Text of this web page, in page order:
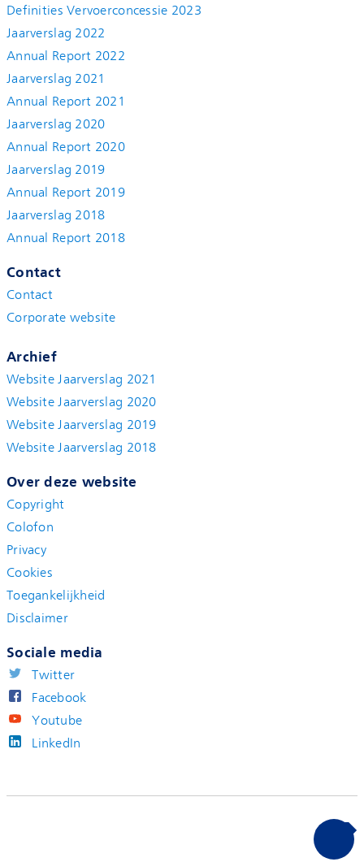
Definities Vervoerconcessie 2023
Jaarverslag 2022
Annual Report 2022
Jaarverslag 2021
Annual Report 2021
Jaarverslag 2020
Annual Report 2020
Jaarverslag 2019
Annual Report 2019
Jaarverslag 2018
Annual Report 2018
Contact
Contact
Corporate website
Archief
Website Jaarverslag 2021
Website Jaarverslag 2020
Website Jaarverslag 2019
Website Jaarverslag 2018
Over deze website
Copyright
Colofon
Privacy
Cookies
Toegankelijkheid
Disclaimer
Sociale media
Twitter
Facebook
Youtube
LinkedIn